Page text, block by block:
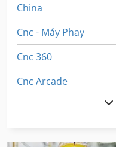
China
Cnc - Máy Phay
Cnc 360
Cnc Arcade